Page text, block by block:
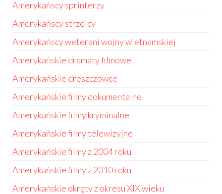
Amerykańscy sprinterzy
Amerykańscy strzelcy
Amerykańscy weterani wojny wietnamskiej
Amerykańskie dramaty filmowe
Amerykańskie dreszczowce
Amerykańskie filmy dokumentalne
Amerykańskie filmy kryminalne
Amerykańskie filmy telewizyjne
Amerykańskie filmy z 2004 roku
Amerykańskie filmy z 2010 roku
Amerykańskie okręty z okresu XIX wieku